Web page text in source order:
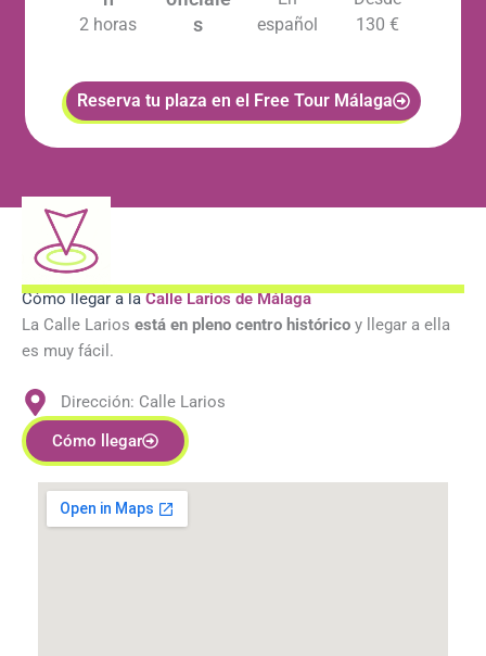
2 horas
s
español
130 €
Reserva tu plaza en el Free Tour Málaga
Cómo llegar a laCalle Larios de Málaga
La Calle Larios está en pleno centro histórico y llegar a ella
es muy fácil.
Dirección: Calle Larios
Cómo llegar